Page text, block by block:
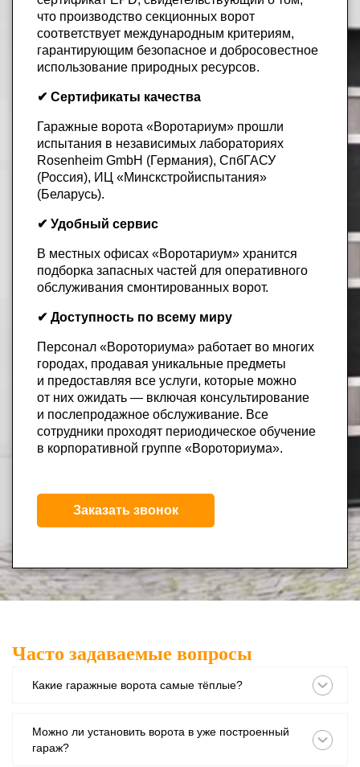
что производство секционных ворот
соответствует международным критериям,
гарантирующим безопасное и добросовестное
использование природных ресурсов.
✔ Сертификаты качества
Гаражные ворота «Воротариум» прошли
испытания в независимых лабораториях
Rosenheim GmbH (Германия), СпбГАСУ
(Россия), ИЦ «Минскстройиспытания»
(Беларусь).
✔ Удобный сервис
В местных офисах «Воротариум» хранится
подборка запасных частей для оперативного
обслуживания смонтированных ворот.
✔ Доступность по всему миру
Персонал «Вороториума» работает во многих
городах, продавая уникальные предметы
и предоставляя все услуги, которые можно
от них ожидать — включая консультирование
и послепродажное обслуживание. Все
сотрудники проходят периодическое обучение
в корпоративной группе «Вороториума».
Заказать звонок
Часто задаваемые вопросы
Какие гаражные ворота самые тёплые?
Можно ли установить ворота в уже построенный
гараж?